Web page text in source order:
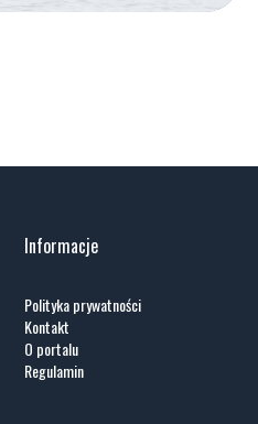
Informacje
Polityka prywatności
Kontakt
O portalu
Regulamin